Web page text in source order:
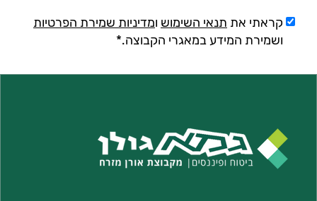
קראתי את תנאי השימוש ומדיניות שמירת הפרטיות
ושמירת המידע במאגרי הקבוצה.*